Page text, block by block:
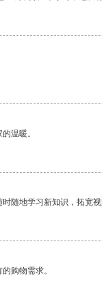
温暖。
随地学习新知识，拓宽
购物需求。